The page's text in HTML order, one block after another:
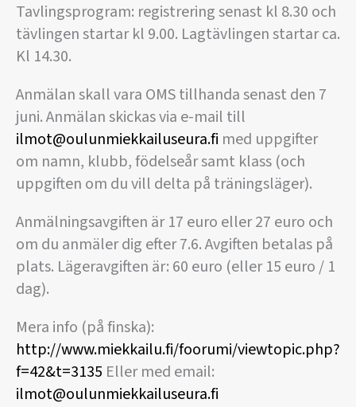
Tavlingsprogram: registrering senast kl 8.30 och
tävlingen startar kl 9.00. Lagtävlingen startar ca.
Kl 14.30.
Anmälan skall vara OMS tillhanda senast den 7
juni. Anmälan skickas via e-mail till
ilmot@oulunmiekkailuseura.fi med uppgifter
om namn, klubb, födelseår samt klass (och
uppgiften om du vill delta på träningsläger).
Anmälningsavgiften är 17 euro eller 27 euro och
om du anmäler dig efter 7.6. Avgiften betalas på
plats. Lägeravgiften är: 60 euro (eller 15 euro / 1
dag).
Mera info (på finska):
http://www.miekkailu.fi/foorumi/viewtopic.php?
f=42&t=3135 Eller med email:
ilmot@oulunmiekkailuseura.fi